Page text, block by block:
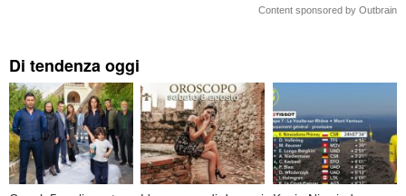
Content sponsored by Outbrain
Di tendenza oggi